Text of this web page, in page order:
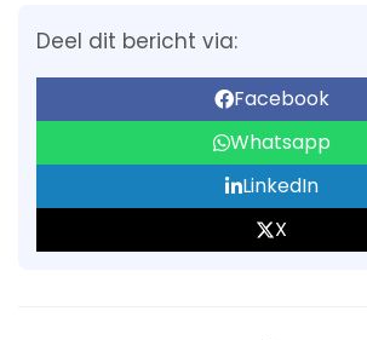
Deel dit bericht via:
Facebook
Whatsapp
LinkedIn
X